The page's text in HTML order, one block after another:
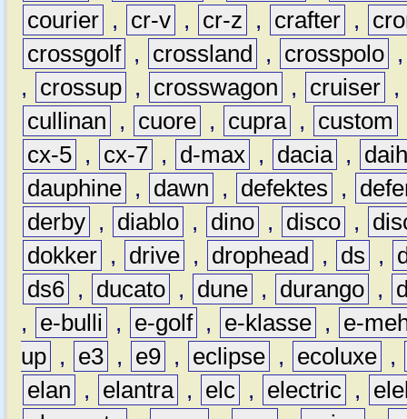
courier , cr-v , cr-z , crafter ,
crossgolf , crossland , crosspolo
,
crossup , crosswagon , cruiser ,
cullinan
, cuore , cupra , custom
cx-5 , cx-7 , d-max , dacia ,
dauphine , dawn , defektes ,
derby , diablo , dino , disco ,
dokker , drive , drophead , ds ,
ds6 , ducato , dune , durango ,
,
e-bulli , e-golf , e-klasse ,
e-
up , e3 , e9 , eclipse , ecoluxe ,
elan
, elantra , elc , electric ,